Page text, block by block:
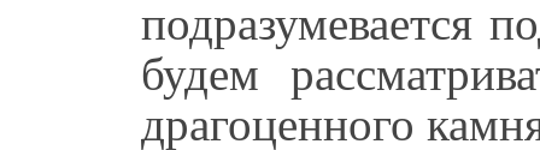
подразумевается
будем
драгоценного